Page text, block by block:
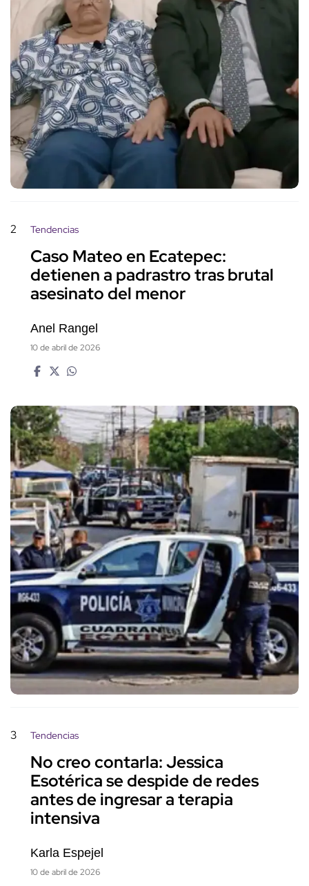
2 Tendencias
Caso Mateo en Ecatepec:
detienen a padrastro tras brutal
asesinato del menor
Anel Rangel
10 de abril de 2026
3 Tendencias
No creo contarla: Jessica
Esotérica se despide de redes
antes de ingresar a terapia
intensiva
Karla Espejel
10 de abril de 2026